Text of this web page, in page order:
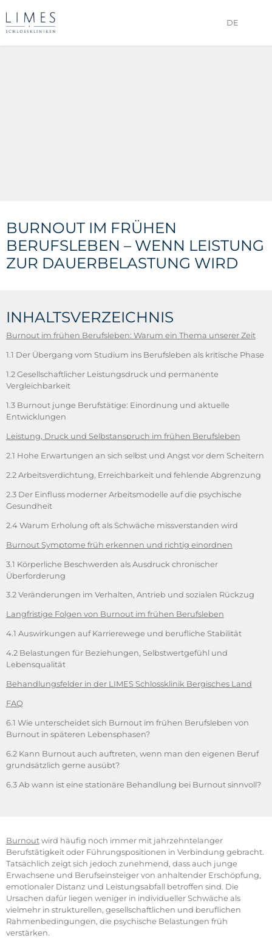
DE
BURNOUT IM FRÜHEN
BERUFSLEBEN – WENN LEISTUNG
ZUR DAUERBELASTUNG WIRD
INHALTSVERZEICHNIS
Burnout im frühen Berufsleben: Warum ein Thema unserer Zeit
1.1 Der Übergang vom Studium ins Berufsleben als kritische Phase
1.2 Gesellschaftlicher Leistungsdruck und permanente
Vergleichbarkeit
1.3 Burnout junge Berufstätige: Einordnung und aktuelle
Entwicklungen
Leistung, Druck und Selbstanspruch im frühen Berufsleben
2.1 Hohe Erwartungen an sich selbst und Angst vor dem Scheitern
2.2 Arbeitsverdichtung, Erreichbarkeit und fehlende Abgrenzung
2.3 Der Einfluss moderner Arbeitsmodelle auf die psychische
Gesundheit
2.4 Warum Erholung oft als Schwäche missverstanden wird
Burnout Symptome früh erkennen und richtig einordnen
3.1 Körperliche Beschwerden als Ausdruck chronischer
Überforderung
3.2 Veränderungen im Verhalten, Antrieb und sozialen Rückzug
Langfristige Folgen von Burnout im frühen Berufsleben
4.1 Auswirkungen auf Karrierewege und berufliche Stabilität
4.2 Belastungen für Beziehungen, Selbstwertgefühl und
Lebensqualität
Behandlungsfelder in der LIMES Schlossklinik Bergisches Land
FAQ
6.1 Wie unterscheidet sich Burnout im frühen Berufsleben von
Burnout in späteren Lebensphasen?
6.2 Kann Burnout auch auftreten, wenn man den eigenen Beruf
grundsätzlich gerne ausübt?
6.3 Ab wann ist eine stationäre Behandlung bei Burnout sinnvoll?
Burnoutwird häufig noch immer mit jahrzehntelanger
Berufstätigkeit oder Führungspositionen in Verbindung gebracht.
Tatsächlich zeigt sich jedoch zunehmend, dass auch junge
Erwachsene und Berufseinsteiger von anhaltender Erschöpfung,
emotionaler Distanz und Leistungsabfall betroffen sind. Die
Ursachen dafür liegen weniger in individueller Schwäche als
vielmehr in strukturellen, gesellschaftlichen und beruflichen
Rahmenbedingungen, die psychische Belastungen früh
verstärken.